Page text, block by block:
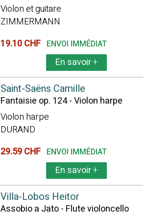
Violon et guitare
ZIMMERMANN
19.10 CHF ENVOI IMMÉDIAT
En savoir+
Saint-Saëns Camille
Fantaisie op. 124 - Violon harpe
Violon harpe
DURAND
29.59 CHF ENVOI IMMÉDIAT
En savoir+
Villa-Lobos Heitor
Assobio a Jato - Flute violoncello